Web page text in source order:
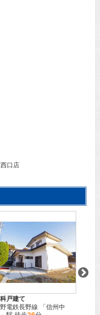
口店
戸建て
電鉄長野線 「信州中